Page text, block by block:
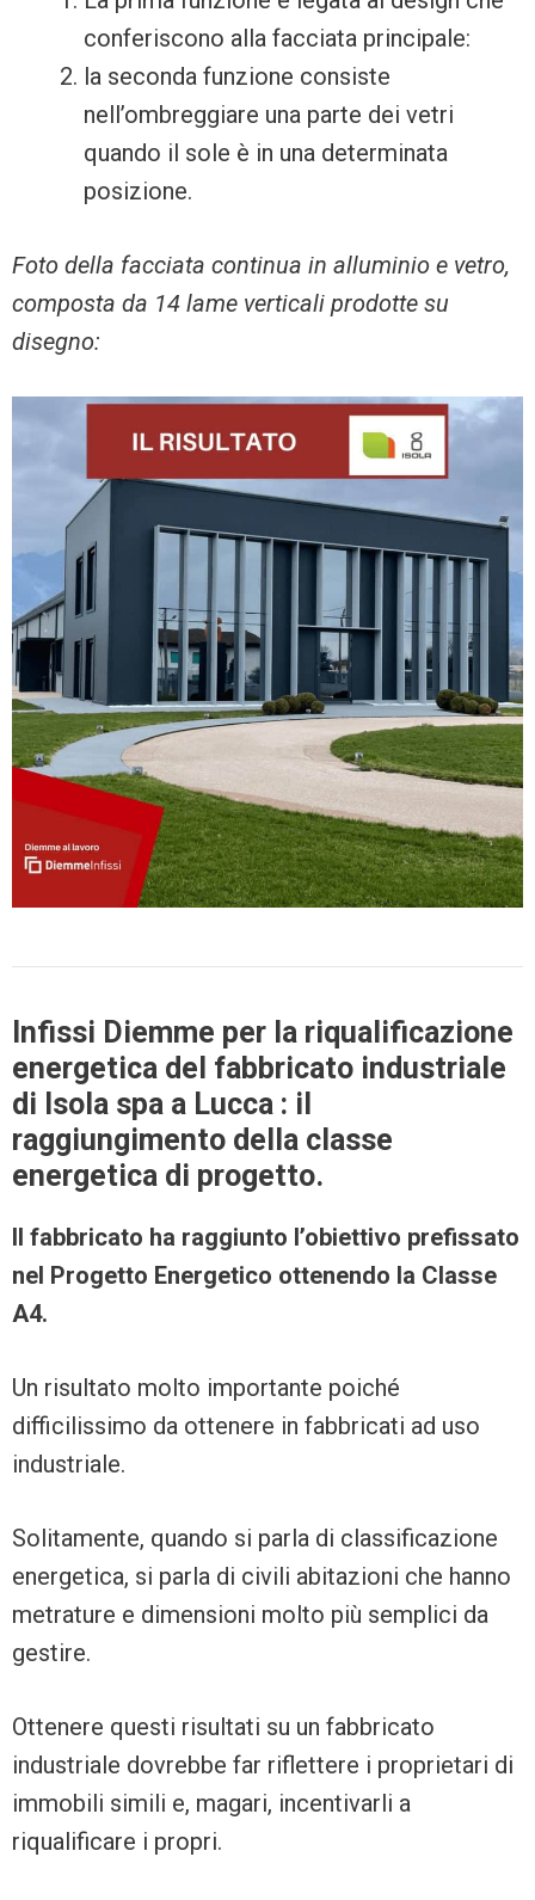
conferiscono alla facciata principale:
la seconda funzione consiste
nell’ombreggiare una parte dei vetri
quando il sole è in una determinata
posizione.
Foto della facciata continua in alluminio e vetro,
composta da 14 lame verticali prodotte su
disegno:
Infissi Diemme per la riqualificazione
energetica del fabbricato industriale
di Isola spa a Lucca : il
raggiungimento della classe
energetica di progetto.
Il fabbricato ha raggiunto l’obiettivo prefissato
nel Progetto Energetico ottenendo la Classe
A4.
Un risultato molto importante poiché
difficilissimo da ottenere in fabbricati ad uso
industriale.
Solitamente, quando si parla di classificazione
energetica, si parla di civili abitazioni che hanno
metrature e dimensioni molto più semplici da
gestire.
Ottenere questi risultati su un fabbricato
industriale dovrebbe far riflettere i proprietari di
immobili simili e, magari, incentivarli a
riqualificare i propri.